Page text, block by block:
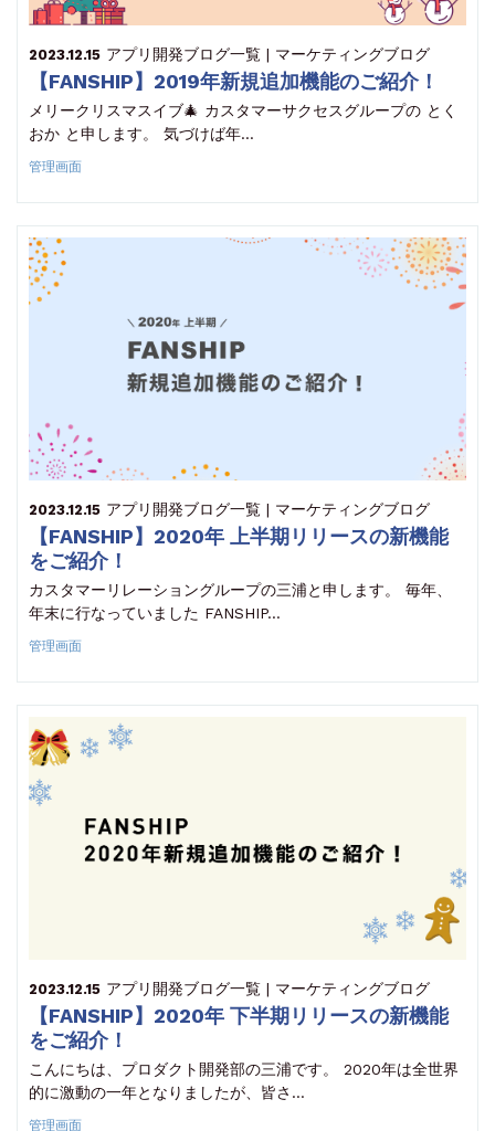
2023.12.15 アプリ開発ブログ一覧 | マーケティングブログ
【FANSHIP】2019年新規追加機能のご紹介！
メリークリスマスイブ🎄 カスタマーサクセスグループの とく
おか と申します。 気づけば年…
管理画面
2023.12.15 アプリ開発ブログ一覧 | マーケティングブログ
【FANSHIP】2020年 上半期リリースの新機能
をご紹介！
カスタマーリレーショングループの三浦と申します。 毎年、
年末に行なっていました FANSHIP…
管理画面
2023.12.15 アプリ開発ブログ一覧 | マーケティングブログ
【FANSHIP】2020年 下半期リリースの新機能
をご紹介！
こんにちは、プロダクト開発部の三浦です。 2020年は全世界
的に激動の一年となりましたが、皆さ…
管理画面